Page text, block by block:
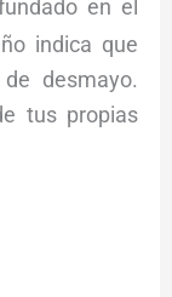
en el
indica que
desmayo.
tus propias